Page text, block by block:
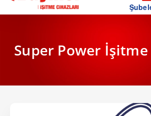
Super Power İşitme